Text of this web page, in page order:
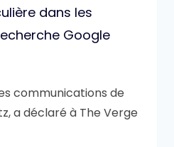
dans les
Google
communications de
a déclaré à The Verge